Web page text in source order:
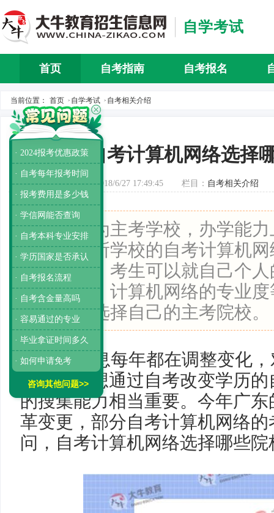
自学考试
首页 自考指南 自考报名
当前位置： 首页 > 自学考试 > 自考相关介绍
自考计算机网络选择
发布时间：2018/6/27 17:49:45 栏目： 自考相关介绍
导读：同为主考学校，办学能
可的，两所学校的自考计算机
生的榜样。考生可以就自己个
校的环境、计算机网络的专业
评，最后选择自己的主考院校。
自考信息每年都在调整变化
不健全又想通过自考改变学历
的搜集能力相当重要。今年广
革变更，部分自考计算机网络
问，自考计算机网络选择哪些院
· 2024报考优惠政策
· 自考每年报考时间
· 报考费用是多少钱
· 学信网能否查询
· 自考本科专业安排
· 学历国家是否承认
· 自考报名流程
· 自考含金量高吗
· 容易通过的专业
· 毕业拿证时间多久
· 如何申请免考
咨询其他问题>>